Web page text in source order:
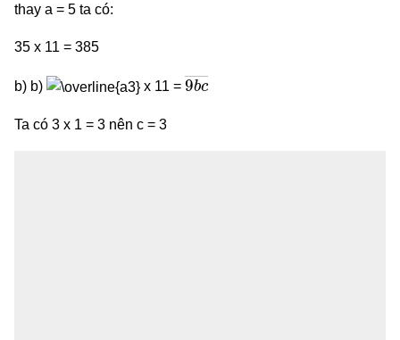
thay a = 5 ta có:
35 x 11 = 385
b) b) x 11 =
9bc
Ta có 3 x 1 = 3 nên c = 3